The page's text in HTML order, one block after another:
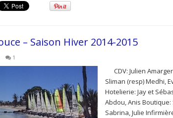
– Saison Hiver 2014-2015
1
CDV: Julien
Sliman (resp) Medhi,
Hotelierie: Jay et
Abdou, Anis Boutique:
Sabrina, Julie